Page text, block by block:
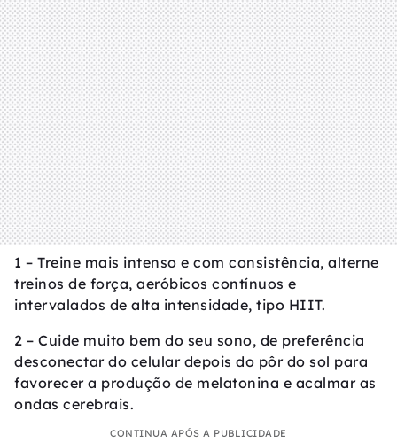
1 – Treine mais intenso e com consistência, alterne
treinos de força, aeróbicos contínuos e
intervalados de alta intensidade, tipo HIIT.
2 – Cuide muito bem do seu sono, de preferência
desconectar do celular depois do pôr do sol para
favorecer a produção de melatonina e acalmar as
ondas cerebrais.
CONTINUA APÓS A PUBLICIDADE